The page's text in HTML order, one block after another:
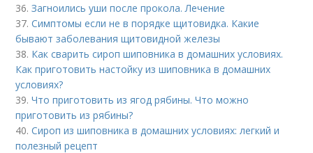
36.Загноились уши после прокола. Лечение
37.Симптомы если не в порядке щитовидка. Какие
бывают заболевания щитовидной железы
38. Как сварить сироп шиповника в домашних условиях.
Как приготовить настойку из шиповника в домашних
условиях?
39.Что приготовить из ягод рябины. Что можно
приготовить из рябины?
40.Сироп из шиповника в домашних условиях: легкий и
полезный рецепт